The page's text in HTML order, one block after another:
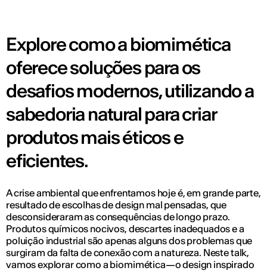
Explore como a biomimética
oferece soluções para os
desafios modernos, utilizando a
sabedoria natural para criar
produtos mais éticos e
eficientes.
A crise ambiental que enfrentamos hoje é, em grande parte,
resultado de escolhas de design mal pensadas, que
desconsideraram as consequências de longo prazo.
Produtos químicos nocivos, descartes inadequados e a
poluição industrial são apenas alguns dos problemas que
surgiram da falta de conexão com a natureza. Neste talk,
vamos explorar como a biomimética—o design inspirado